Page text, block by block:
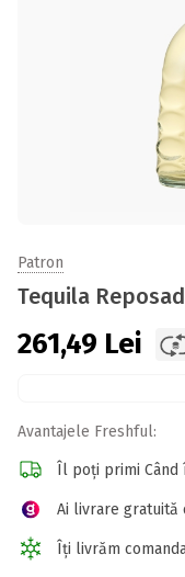
Patron
Tequila
261,49 Lei
Avantajele Freshful:
Îl poți primi Când
Ai livrare gratuită
Îți livrăm